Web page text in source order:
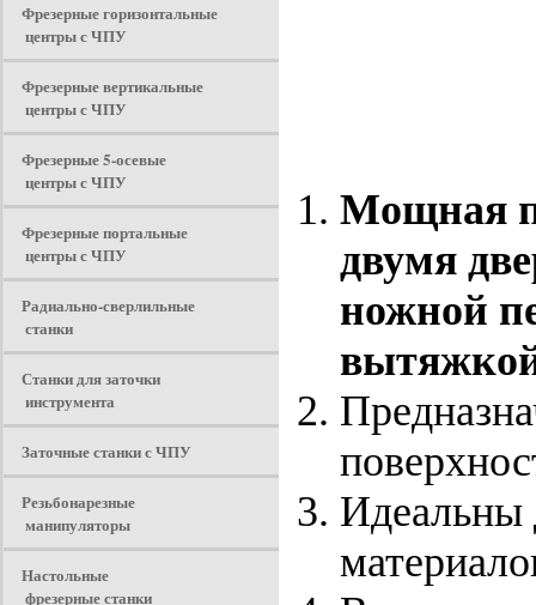
Фрезерные горизонтальные
центры с ЧПУ
Фрезерные вертикальные
центры с ЧПУ
Фрезерные 5-осевые
центры с ЧПУ
Фрезерные портальные
центры с ЧПУ
Радиально-сверлильные
станки
Станки для заточки
инструмента
Заточные станки с ЧПУ
Резьбонарезные
манипуляторы
Настольные
фрезерные станки
Мощная
двумя
ножной
Идеальны